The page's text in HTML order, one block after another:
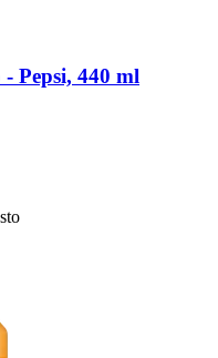
Pepsi, 440 ml